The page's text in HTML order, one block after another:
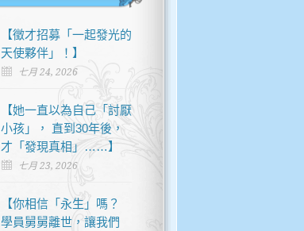
【徵才招募「一起發光的
天使夥伴」！】
七月 24, 2026
【她一直以為自己「討厭
小孩」， 直到30年後，
才「發現真相」……】
七月 23, 2026
【你相信「永生」嗎？
學員舅舅離世，讓我們